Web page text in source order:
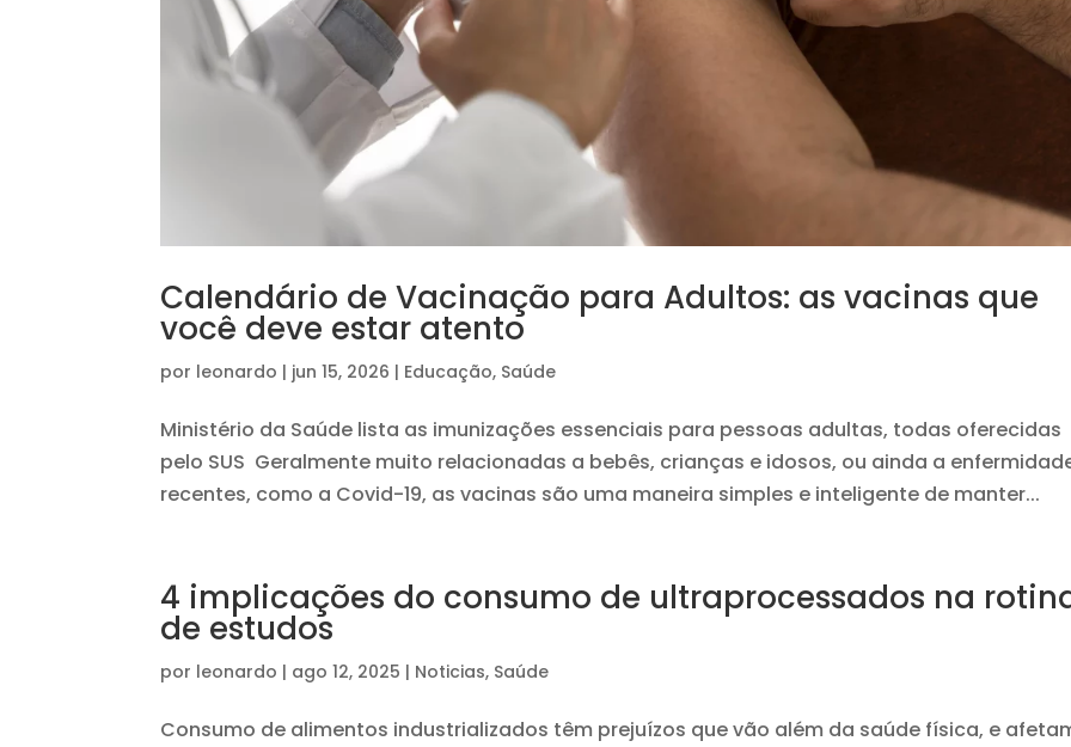
Calendário de Vacinação para Adultos: as vacinas que
você deve estar atento
por leonardo | jun 15, 2026 | Educação, Saúde
Ministério da Saúde lista as imunizações essenciais para pessoas adultas, todas oferecidas
pelo SUS Geralmente muito relacionadas a bebês, crianças e idosos, ou ainda a
recentes, como a Covid-19, as vacinas são uma maneira simples e inteligente de manter...
4 implicações do consumo de ultraprocessados na
de estudos
por leonardo | ago 12, 2025 | Noticias, Saúde
Consumo de alimentos industrializados têm prejuízos que vão além da saúde física, e